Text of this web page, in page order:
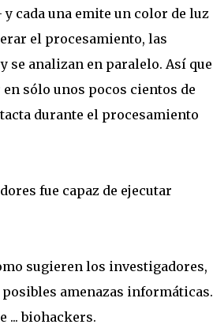
y cada una emite un color de luz
el procesamiento, las
se analizan en paralelo. Así que
sólo unos pocos cientos de
durante el procesamiento
fue capaz de ejecutar
sugieren los investigadores,
amenazas informáticas.
... biohackers.